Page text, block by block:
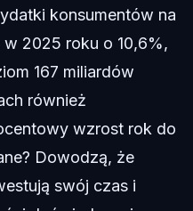
konsumentów na
w 2025 roku o 10,6%,
167 miliardów
również
wzrost rok do
Dowodzą, że
swój czas i